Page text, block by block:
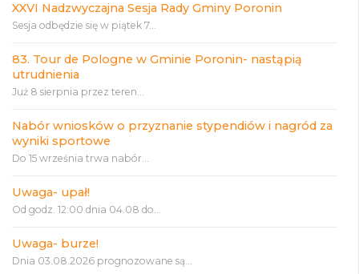
XXVI Nadzwyczajna Sesja Rady Gminy Poronin
Sesja odbędzie się w piątek 7...
83. Tour de Pologne w Gminie Poronin- nastąpią
utrudnienia
Już 8 sierpnia przez teren...
Nabór wniosków o przyznanie stypendiów i nagród za
wyniki sportowe
Do 15 września trwa nabór...
Uwaga- upał!
Od godz. 12:00 dnia 04.08 do...
Uwaga- burze!
Dnia 03.08.2026 prognozowane są...